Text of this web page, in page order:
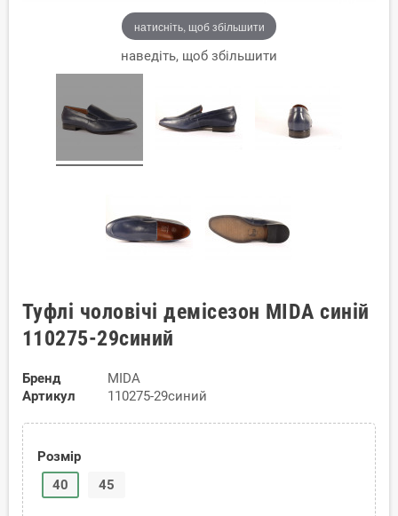
натисніть, щоб збільшити
наведіть, щоб збільшити
Туфлі чоловічі демісезон MIDA синій
110275-29синий
Бренд
MIDA
Артикул
110275-29синий
Розмір
40
45